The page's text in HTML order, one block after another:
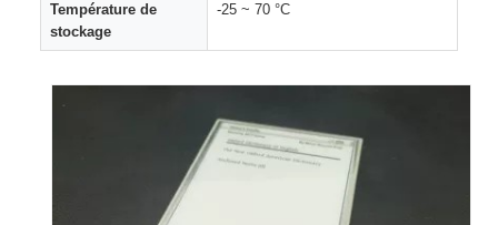
Température de
stockage
-25 ~ 70 °C